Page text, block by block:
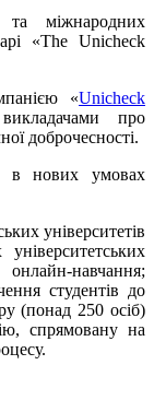
та міжнародних
«The Unicheck
«Unicheck
про
доброчесності.
в нових умовах
університетів
навчання;
студентів до
(понад 250 осіб)
спрямовану на